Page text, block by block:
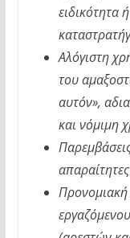
ειδικότητα
Αλόγιστη
του
αυτόν»,
και νόμιμη
απαραίτητες
Προνομιακή